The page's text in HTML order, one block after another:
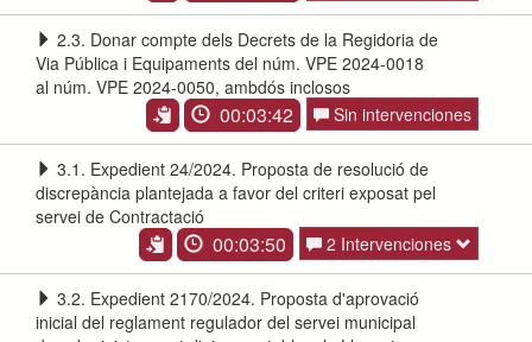
2.3. Donar compte dels Decrets de la Regidoria de
Via Pública i Equipaments del núm. VPE 2024-0018
al núm. VPE 2024-0050, ambdós inclosos
00:03:42 Sin intervenciones
3.1. Expedient 24/2024. Proposta de resolució de
discrepància plantejada a favor del criteri exposat pel
servei de Contractació
00:03:50 2 Intervenciones
3.2. Expedient 2170/2024. Proposta d'aprovació
inicial del reglament regulador del servei municipal